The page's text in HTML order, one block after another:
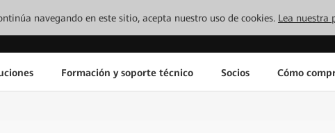
navegando en este sitio, acepta nuestro uso de cookies. Lea nuestra
Formación y soporte técnico Socios Cómo